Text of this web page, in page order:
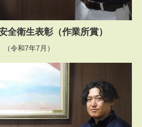
全衛生表彰（作業所賞）
（令和7年7月）